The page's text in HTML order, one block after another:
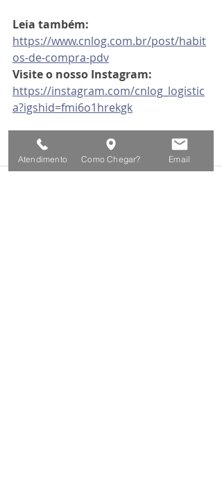
Leia também:
https://www.cnlog.com.br/post/habit
os-de-compra-pdv
Visite o nosso Instagram:
https://instagram.com/cnlog_logistic
a?igshid=fmi6o1hrekgk
Atendimento Como Chegar? Email